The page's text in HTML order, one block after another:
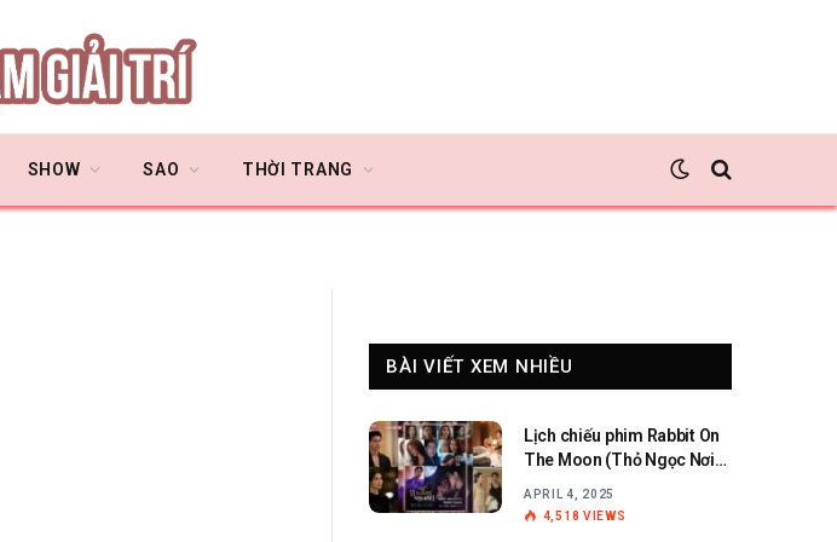
SHOW SAO THỜI TRANG
BÀI VIẾT XEM NHIỀU
Lịch chiếu phim Rabbit On
The Moon (Thỏ Ngọc Nơi
APRIL 4, 2025
4,518 VIEWS